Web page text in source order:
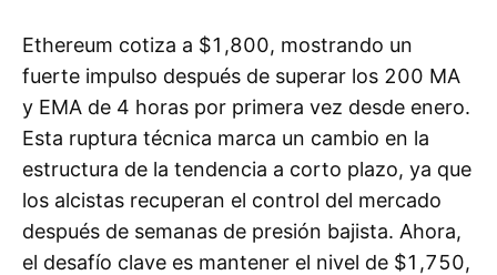
Ethereum cotiza a $1,800, mostrando un
fuerte impulso después de superar los 200 MA
y EMA de 4 horas por primera vez desde enero.
Esta ruptura técnica marca un cambio en la
estructura de la tendencia a corto plazo, ya que
los alcistas recuperan el control del mercado
después de semanas de presión bajista. Ahora,
el desafío clave es mantener el nivel de $1,750,